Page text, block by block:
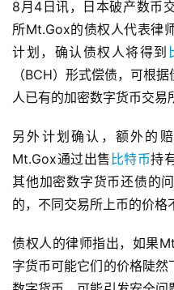
8月4日讯，日本破产数币
所Mt.Gox的债权人代表律
计划，确认债权人将得到
（BCH）形式偿债，可根
人已有的加密数字货币交易
另外计划确认，额外的
Mt.Gox通过出售 比特币持
其他加密数字货币还债的
的，不同交易所上币的价格
债权人的律师指出，如果
字货币可能它们的价格陡